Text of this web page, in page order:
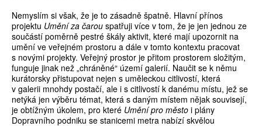
Nemyslím si však, že je to zásadně špatně. Hlavní přínos
projektu Umění za čarou spatřuji více v tom, že je jen jednou ze
součástí poměrně pestré škály aktivit, které mají upozornit na
umění ve veřejném prostoru a dále v tomto kontextu pracovat
s novými projekty. Veřejný prostor je přitom prostorem složitým,
funguje jinak než „chráněné“ území galerií. Naučit se k němu
kurátorsky přistupovat nejen s uměleckou citlivostí, která
v galerii mnohdy postačí, ale i s citlivostí k danému místu, jež se
netýká jen výběru témat, která s daným místem nějak souvisejí,
je obtížným úkolem, pro které Umění pro město i plány
Dopravního podniku se stanicemi metra nabízí skvělou